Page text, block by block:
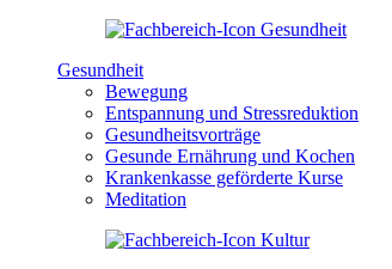
Gesundheit
Bewegung
Entspannung und Stressreduktion
Gesundheitsvorträge
Gesunde Ernährung und Kochen
Krankenkasse geförderte Kurse
Meditation